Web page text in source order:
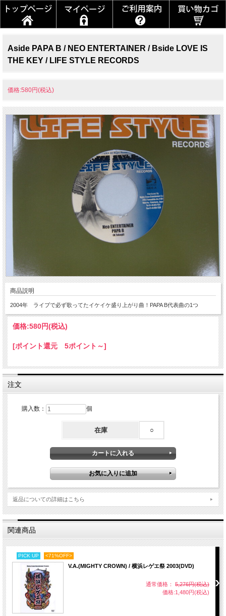
Aside PAPA B / NEO ENTERTAINER / Bside LOVE IS
THE KEY / LIFE STYLE RECORDS
価格:580円(税込)
商品説明
2004年 ライブで必ず歌ってたイケイケ盛り上がり曲！PAPA B代表曲の1つ
価格:580円(税込)
[ポイント還元 5ポイント～]
注文
購入数： 個
在庫 ○
返品についての詳細はこちら
関連商品
PICK UP <71%OFF>
V.A.(MIGHTY CROWN) / 横浜レゲエ祭 2003(DVD)
通常価格： 5,276円(税込)
価格:1,480円(税込)